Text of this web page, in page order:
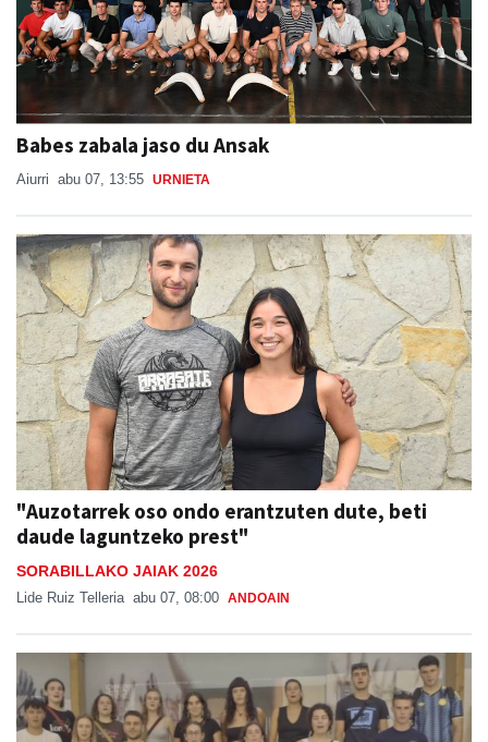
Babes zabala jaso du Ansak
Aiurri abu 07, 13:55 URNIETA
"Auzotarrek oso ondo erantzuten dute, beti
daude laguntzeko prest"
SORABILLAKO JAIAK 2026
Lide Ruiz Telleria abu 07, 08:00 ANDOAIN